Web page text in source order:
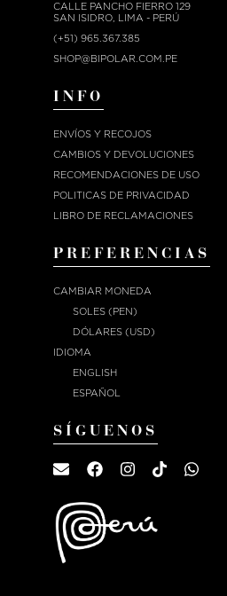
CALLE PANCHO FIERRO 129
SAN ISIDRO, LIMA - PERÚ
(+51) 965.367.385
SHOP@BIPOLAR.COM.PE
INFO
ENVÍOS Y RECOJOS
CAMBIOS Y DEVOLUCIONES
RECOMENDACIONES DE USO
POLITICAS DE PRIVACIDAD
LIBRO DE RECLAMACIONES
PREFERENCIAS
CAMBIAR MONEDA
SOLES (PEN)
DÓLARES (USD)
IDIOMA
ENGLISH
ESPAÑOL
SÍGUENOS